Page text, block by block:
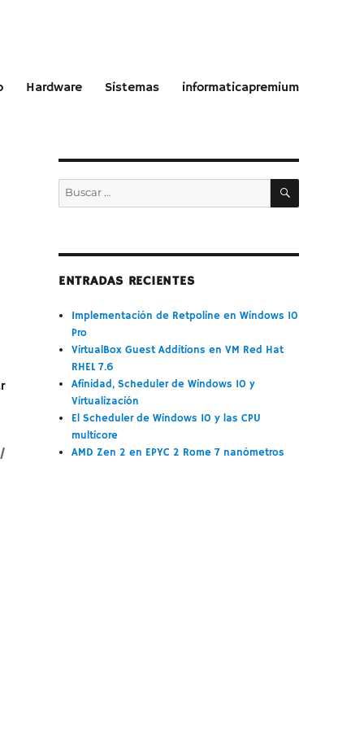
Hardware Sistemas informaticapremium
Buscar
por:
BUSCAR
ENTRADAS RECIENTES
Implementación de Retpoline en Windows 10
Pro
VirtualBox Guest Additions en VM Red Hat
RHEL 7.6
Afinidad, Scheduler de Windows 10 y
Virtualización
El Scheduler de Windows 10 y las CPU
multicore
AMD Zen 2 en EPYC 2 Rome 7 nanómetros